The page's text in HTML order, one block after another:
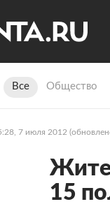
Все Общество
7 июля 2012
15